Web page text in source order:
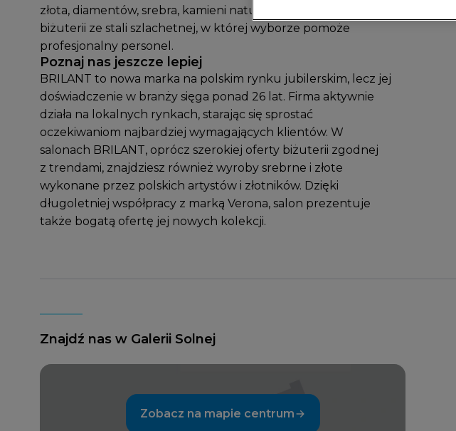
złota, diamentów, srebra, kamieni naturalnych oraz modowej
biżuterii ze stali szlachetnej, w której wyborze pomoże
profesjonalny personel.
Poznaj nas jeszcze lepiej
BRILANT to nowa marka na polskim rynku jubilerskim, lecz jej
doświadczenie w branży sięga ponad 26 lat. Firma aktywnie
działa na lokalnych rynkach, starając się sprostać
oczekiwaniom najbardziej wymagających klientów. W
salonach BRILANT, oprócz szerokiej oferty biżuterii zgodnej
z trendami, znajdziesz również wyroby srebrne i złote
wykonane przez polskich artystów i złotników. Dzięki
długoletniej współpracy z marką Verona, salon prezentuje
także bogatą ofertę jej nowych kolekcji.
Znajdź nas w Galerii Solnej
Zobacz na mapie centrum